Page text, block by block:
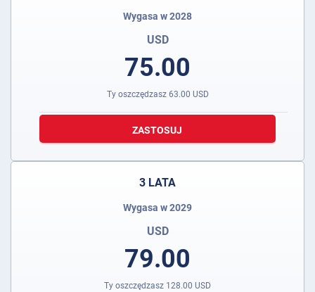
Wygasa w 2028
USD
75.00
Ty oszczędzasz 63.00 USD
ZASTOSUJ
3 LATA
Wygasa w 2029
USD
79.00
Ty oszczędzasz 128.00 USD